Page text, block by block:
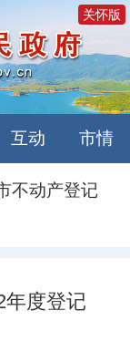
关怀版
互动 市情
不动产登记
年度登记